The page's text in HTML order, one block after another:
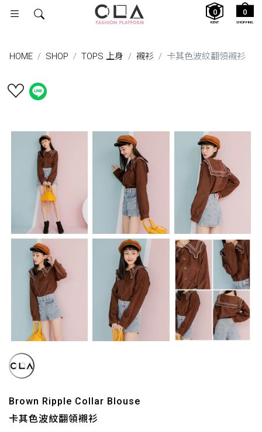
SHOPPING
0
RENT
0
HOME SHOP TOPS 上身 襯衫 卡其色波紋翻領襯衫
Brown Ripple Collar Blouse
卡其色波紋翻領襯衫